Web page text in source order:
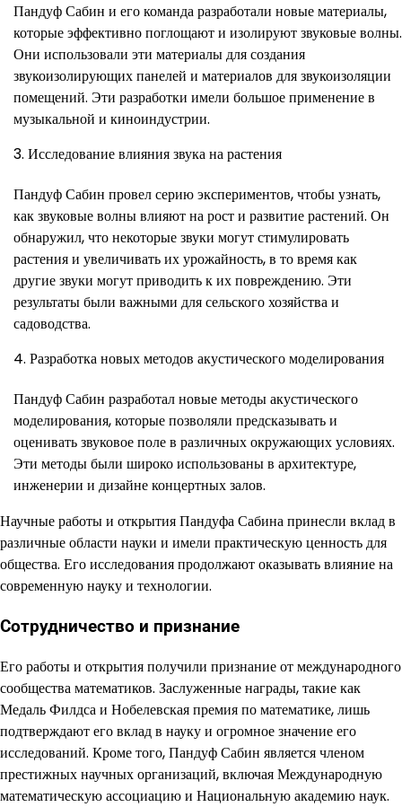
Пандуф Сабин и его команда разработали новые материалы,
которые эффективно поглощают и изолируют звуковые волны.
Они использовали эти материалы для создания
звукоизолирующих панелей и материалов для звукоизоляции
помещений. Эти разработки имели большое применение в
музыкальной и киноиндустрии.
Исследование влияния звука на растения
Пандуф Сабин провел серию экспериментов, чтобы узнать,
как звуковые волны влияют на рост и развитие растений. Он
обнаружил, что некоторые звуки могут стимулировать
растения и увеличивать их урожайность, в то время как
другие звуки могут приводить к их повреждению. Эти
результаты были важными для сельского хозяйства и
садоводства.
Разработка новых методов акустического моделирования
Пандуф Сабин разработал новые методы акустического
моделирования, которые позволяли предсказывать и
оценивать звуковое поле в различных окружающих условиях.
Эти методы были широко использованы в архитектуре,
инженерии и дизайне концертных залов.
Научные работы и открытия Пандуфа Сабина принесли вклад в
различные области науки и имели практическую ценность для
общества. Его исследования продолжают оказывать влияние на
современную науку и технологии.
Сотрудничество и признание
Его работы и открытия получили признание от международного
сообщества математиков. Заслуженные награды, такие как
Медаль Филдса и Нобелевская премия по математике, лишь
подтверждают его вклад в науку и огромное значение его
исследований. Кроме того, Пандуф Сабин является членом
престижных научных организаций, включая Международную
математическую ассоциацию и Национальную академию наук.